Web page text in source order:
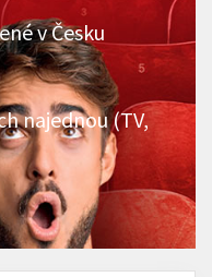
v Česku
najednou (TV,